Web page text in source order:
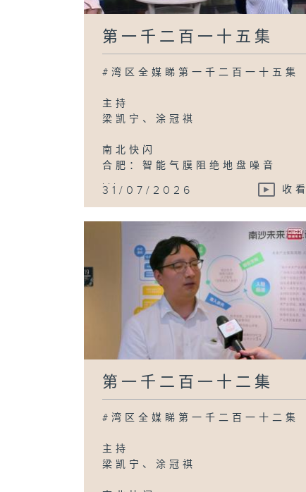
第一千二百一十五集
#湾区全媒睇第一千二百一十五集
主持
梁凯宁、涂冠祺
南北快闪
合肥：智能气膜阻绝地盘噪音
...
31/07/2026 收看
第一千二百一十二集
#湾区全媒睇第一千二百一十二集
主持
梁凯宁、涂冠祺